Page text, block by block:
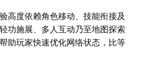
高度依赖角色移动、技能衔接及
功施展、多人互动乃至地图探索
助玩家快速优化网络状态，比等